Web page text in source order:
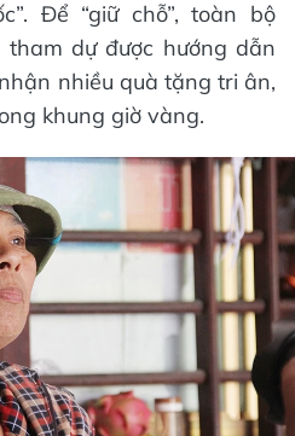
Để “giữ chỗ”, toàn bộ
dự được hướng dẫn
nhiều quà tặng tri ân,
khung giờ vàng.